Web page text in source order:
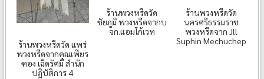
ร้านพวงหรีดวัด แพร่
พวงหรีดจากคุณเพียร
ฑอง เฉิดรัศมี สำนัก
ปฏิบัติการ 4
ร้านพวงหรีดวัด
ชัยภูมิ พวงหรีดจากบ
จก.แอมโก้เวท
ร้านพวงหรีดวัด
นครศรีธรรมราช
พวงหรีดจาก Jll
Suphin Mechuchep